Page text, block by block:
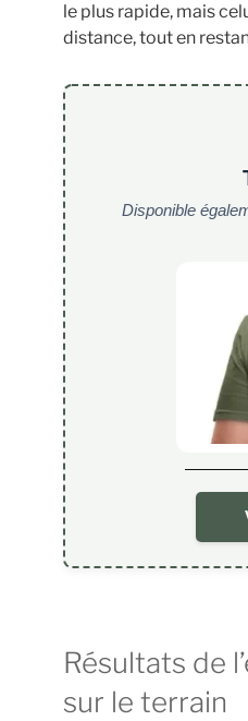
le plus rapide, mais
distance, tout en
Disponible
Résultats de
sur le terrain